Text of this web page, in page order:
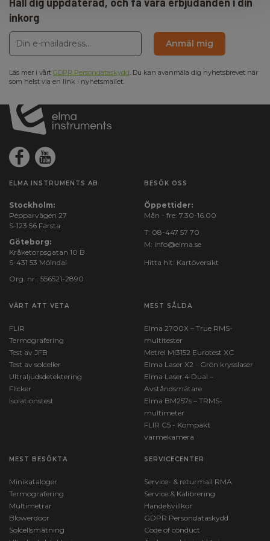
Säkerhetskategori
H x B x D:
Vikt
Nettovikt:
260 g
inkorg
Anmäl mig
Läs mer i vårt GDPR Persondataskydd. Du kan avanmäla dig nyhetsbrevet när
som helst via en link i nyhetsmailet.
ELMA INSTRUMENTS AB
Stockholm:
Pepparvägen 27
S-123 56 Farsta
Göteborg:
Kråketorpsgatan 10 B
S-431 53 Mölndal
Org. nr.: 556521-2890
BESÖK OSS
Öppettider:
Mån - fre: 7.30-16.00
T: 08-447 57 70
M: info@elma.se
Hitta hit: Kartöversikt
VÄRT ATT VETA
FLIR
Termografering
Test av JFB
Test av solceller
Ultraljudsdetektering
Flicker
Isolationstest
MEST SÅLDA
Elma 2700X – True RMS-
multitester
Metrel MI3152 Eurotest XC
Elma Laser X2 - Grön krysslaser
Elma Laser 4 Dual –
Avståndsmätare
Elma BM257s – TRMS-
multimeter
FLIR C5 - Kompakt
värmekamera
MEST BESÖKTA
Minikataloger
Termografering
Multimetrar
Blowerdoor
Solcellsmätning
SERVICECENTER
Service- & returmall RMA
Service & Kalibrering
Handelsvillkor
GDPR Persondataskydd
Code of conduct